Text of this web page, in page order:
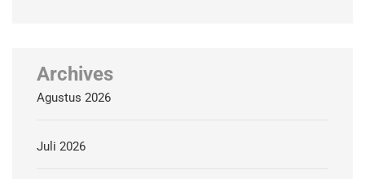
Archives
Agustus 2026
Juli 2026